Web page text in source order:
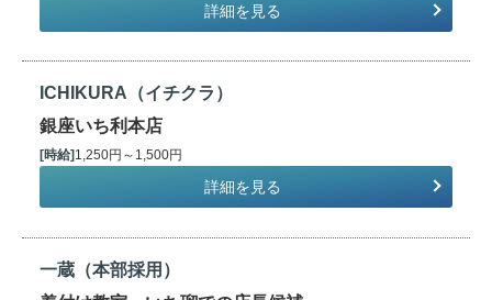
詳細を見る
ICHIKURA（イチクラ）
銀座いち利本店
[時給] 1,250円～1,500円
詳細を見る
一蔵（本部採用）